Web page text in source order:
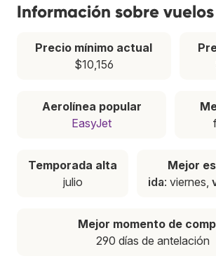
Información sobre
Precio mínimo actual
$10,156
Aerolínea popular
EasyJet
Temporada alta
julio
Mejor
ida: viernes,
Mejor momento de
290 días de antelación